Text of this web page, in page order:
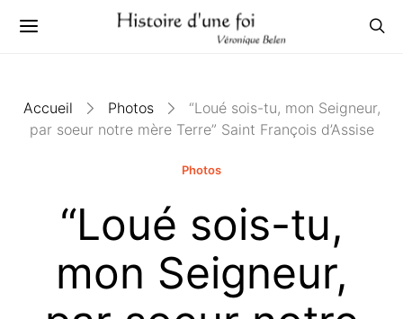
Accueil Photos
“Loué sois-tu, mon Seigneur,
par soeur notre mère Terre” Saint François d’Assise
Photos
“Loué sois-tu,
mon Seigneur,